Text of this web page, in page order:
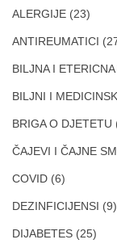
ALERGIJE (23)
ANTIREUMATICI
BILJNA I
BILJNI I
BRIGA O DJETETU
ČAJEVI I ČAJNE
COVID (6)
DEZINFICIJENSI (9)
DIJABETES (25)